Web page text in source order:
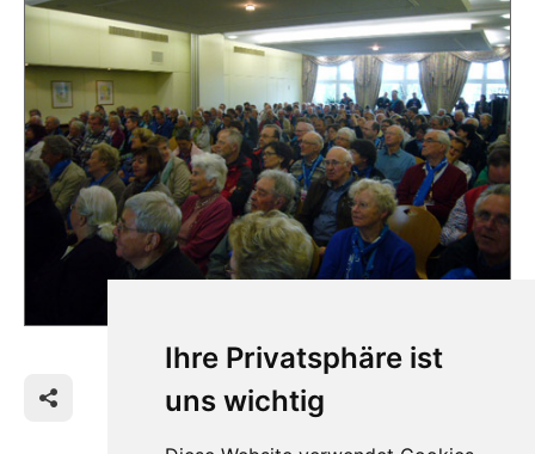
Ihre Privatsphäre ist
uns wichtig